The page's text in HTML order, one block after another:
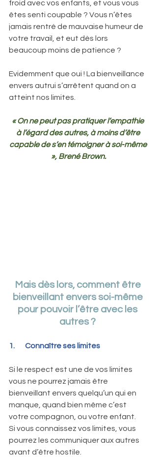
froid avec vos enfants, et vous vous
êtes senti coupable ? Vous n’êtes
jamais rentré de mauvaise humeur de
votre travail, et eut dès lors
beaucoup moins de patience ?
Evidemment que oui ! La bienveillance
envers autrui s’arrêtent quand on a
atteint nos limites.
« On ne peut pas pratiquer l’empathie
à l’égard des autres, à moins d’être
capable de s’en témoigner à soi-même
», Brené Brown.
Mais dès lors, comment être
bienveillant envers soi-même
pour pouvoir l’être avec les
autres ?
1.       Connaître ses limites
Si le respect est une de vos limites
vous ne pourrez jamais être
bienveillant envers quelqu’un qui en
manque, quand bien même c’est
votre compagnon, ou votre enfant.
Si vous connaissez vos limites, vous
pourrez les communiquer aux autres
avant d’être hostile.